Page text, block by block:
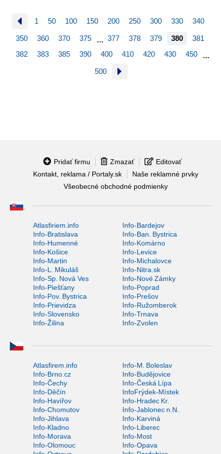
1 50 100 150 200 250 300 330 340
350 360 370 375 … 377 378 379 380
381
382
383 385 390 400 410 420 430 450 …
500
Pridať firmu Zmazať
Editovať
Kontakt, reklama / Portaly.sk
Naše reklamné prvky
Všeobecné obchodné podmienky
Atlasfiriem.info
Info-Bardejov
Info-Bratislava
Info-Ban. Bystrica
Info-Humenné
Info-Komárno
Info-Košice
Info-Levice
Info-Martin
Info-Michalovce
Info-L. Mikuláš
Info-Nitra.sk
Info-Sp. Nová Ves
Info-Nové Zámky
Info-Piešťany
Info-Poprad
Info-Pov. Bystrica
Info-Prešov
Info-Prievidza
Info-Ružomberok
Info-Slovensko
Info-Trnava
Info-Žilina
Info-Zvolen
Atlasfirem.info
Info-M. Boleslav
Info-Brno.cz
Info-Budějovice
Info-Čechy
Info-Česká Lípa
Info-Děčín
InfoFrýdek-Místek
Info-Havířov
Info-Hradec Kr.
Info-Chomutov
Info-Jablonec n.N.
Info-Jihlava
Info-Karviná
Info-Kladno
Info-Liberec
Info-Morava
Info-Most
Info-Olomouc
Info-Opava